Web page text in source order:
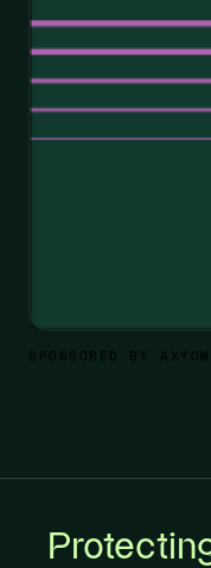
SPONSORED BY AXYOM